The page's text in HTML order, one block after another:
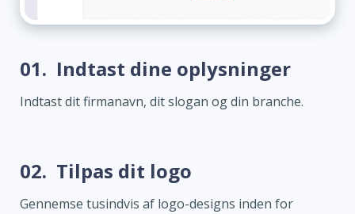
01. Indtast dine oplysninger
Indtast dit firmanavn, dit slogan og din branche.
02. Tilpas dit logo
Gennemse tusindvis af logo-designs inden for